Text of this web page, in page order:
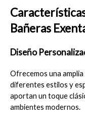
Bañeras
Diseño
Ofrecemos una
diferentes estilos y
aportan un toque
ambientes modernos.